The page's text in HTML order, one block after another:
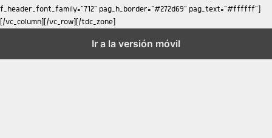
Ir a la versión móvil